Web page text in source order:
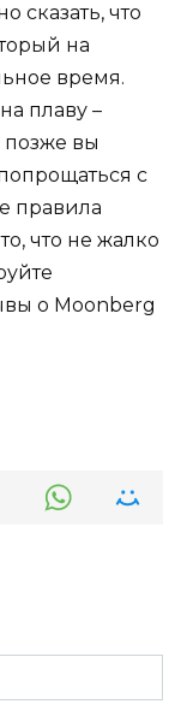
сказать, что
на
время.
плаву –
позже вы
с
правила
что не жалко
о Moonberg